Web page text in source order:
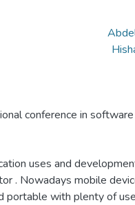
conference in
uses and
. Nowadays mobile
portable with plenty of